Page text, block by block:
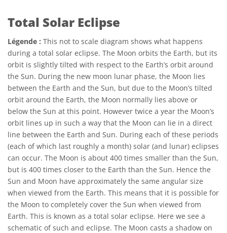
Total Solar Eclipse
Légende : This not to scale diagram shows what happens
during a total solar eclipse. The Moon orbits the Earth, but its
orbit is slightly tilted with respect to the Earth’s orbit around
the Sun. During the new moon lunar phase, the Moon lies
between the Earth and the Sun, but due to the Moon’s tilted
orbit around the Earth, the Moon normally lies above or
below the Sun at this point. However twice a year the Moon’s
orbit lines up in such a way that the Moon can lie in a direct
line between the Earth and Sun. During each of these periods
(each of which last roughly a month) solar (and lunar) eclipses
can occur. The Moon is about 400 times smaller than the Sun,
but is 400 times closer to the Earth than the Sun. Hence the
Sun and Moon have approximately the same angular size
when viewed from the Earth. This means that it is possible for
the Moon to completely cover the Sun when viewed from
Earth. This is known as a total solar eclipse. Here we see a
schematic of such and eclipse. The Moon casts a shadow on